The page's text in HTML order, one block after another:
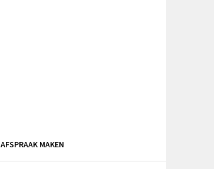
AFSPRAAK MAKEN